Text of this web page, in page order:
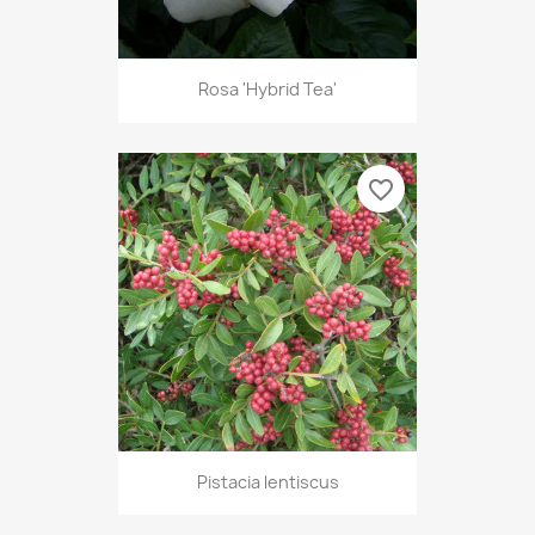
Rosa 'Hybrid Tea'
Pistacia lentiscus
favorite_border